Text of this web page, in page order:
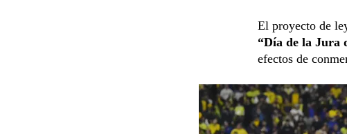
El proyecto de
“Día de la Jura
efectos de